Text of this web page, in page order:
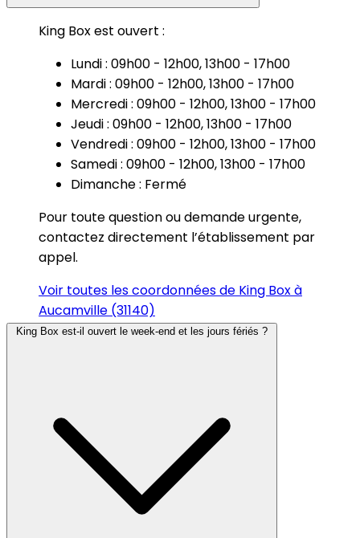
King Box est ouvert :
Lundi : 09h00 - 12h00, 13h00 - 17h00
Mardi : 09h00 - 12h00, 13h00 - 17h00
Mercredi : 09h00 - 12h00, 13h00 - 17h00
Jeudi : 09h00 - 12h00, 13h00 - 17h00
Vendredi : 09h00 - 12h00, 13h00 - 17h00
Samedi : 09h00 - 12h00, 13h00 - 17h00
Dimanche : Fermé
Pour toute question ou demande urgente,
contactez directement l’établissement par
appel.
Voir toutes les coordonnées de King Box à
Aucamville (31140)
King Box est-il ouvert le week-end et les jours fériés ?